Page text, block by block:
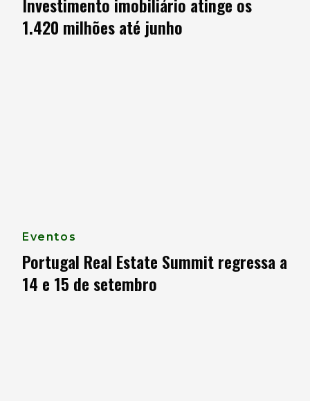
1.420 milhões até junho
Eventos
Portugal Real Estate Summit regressa a
14 e 15 de setembro